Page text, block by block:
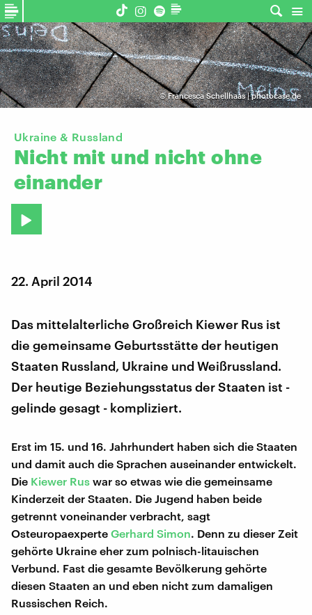
©Francesca Schellhaas | photocase.de
Ukraine & Russland
Nicht mit und nicht ohne
einander
22. April 2014
Das mittelalterliche Großreich Kiewer Rus ist
die gemeinsame Geburtsstätte der heutigen
Staaten Russland, Ukraine und Weißrussland.
Der heutige Beziehungsstatus der Staaten ist -
gelinde gesagt - kompliziert.
Erst im 15. und 16. Jahrhundert haben sich die Staaten
und damit auch die Sprachen auseinander entwickelt.
Die Kiewer Rus war so etwas wie die gemeinsame
Kinderzeit der Staaten. Die Jugend haben beide
getrennt voneinander verbracht, sagt
Osteuropaexperte Gerhard Simon. Denn zu dieser Zeit
gehörte Ukraine eher zum polnisch-litauischen
Verbund. Fast die gesamte Bevölkerung gehörte
diesen Staaten an und eben nicht zum damaligen
Russischen Reich.